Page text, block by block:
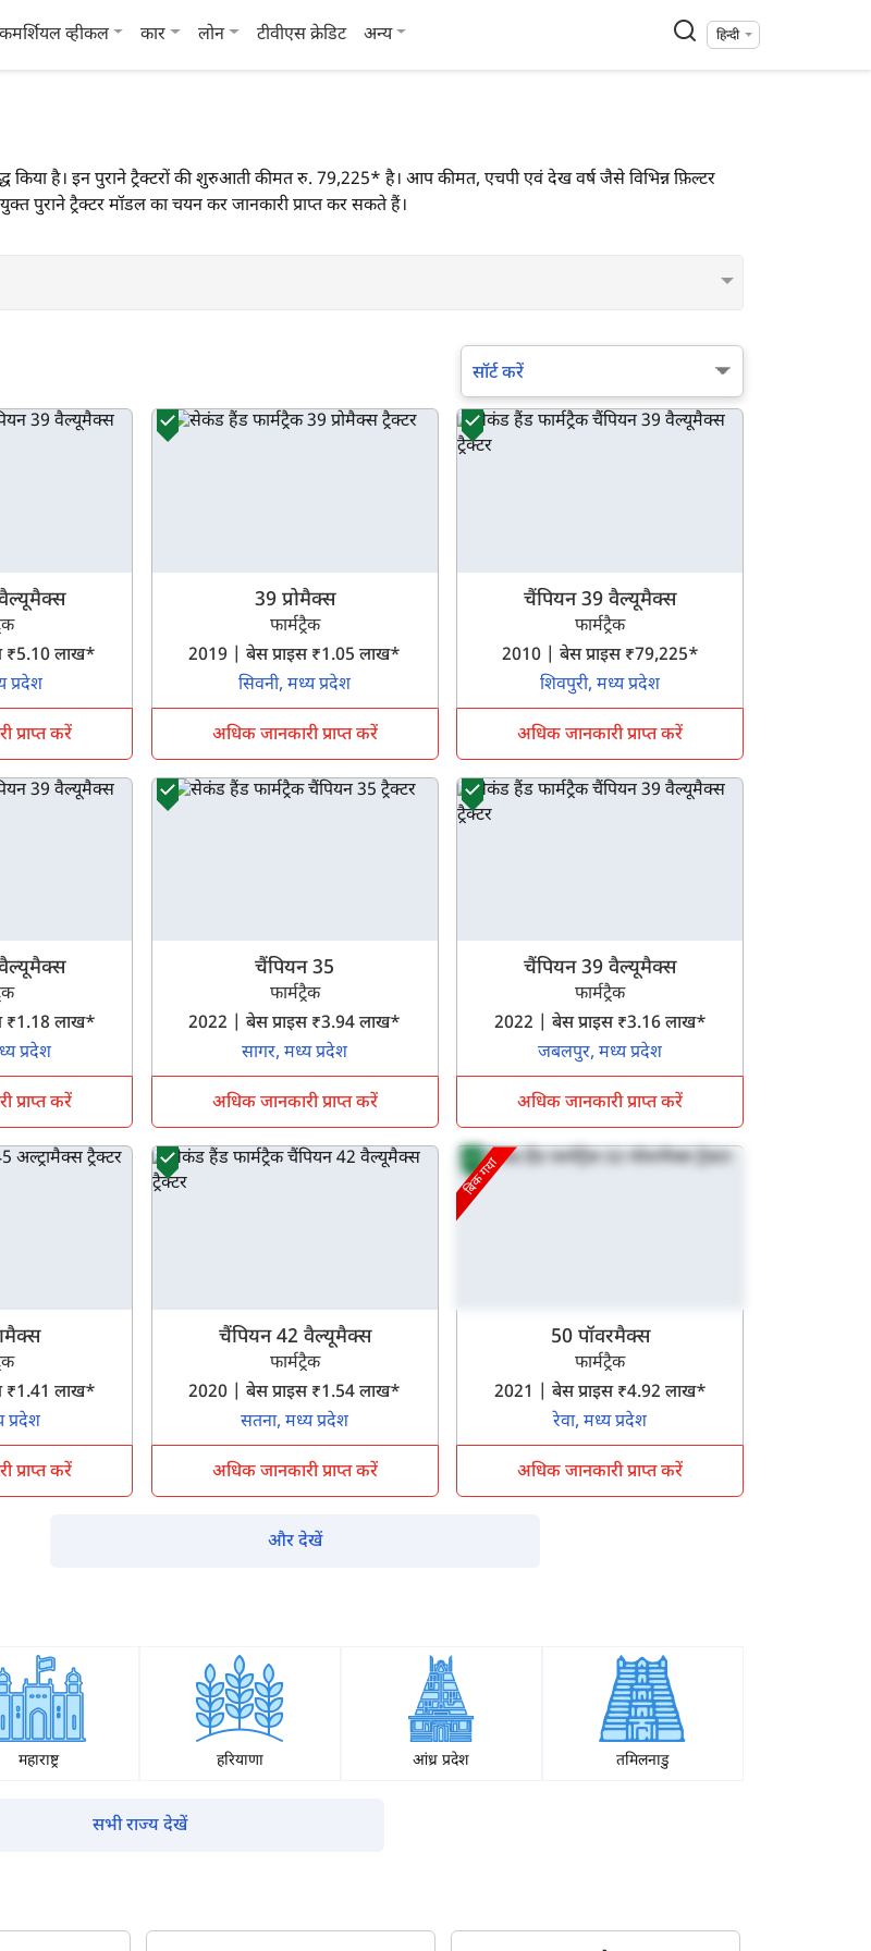
कमर्शियल व्हीकल कार लोन टीवीएस क्रेडिट अन्य हिन्दी
किया है। इन पुराने ट्रैक्टरों की शुरुआती कीमत रु. 79,225* है। आप कीमत, एचपी एवं देख वर्ष जैसे विभिन्न फ़िल्टर
ट्रैक्टर मॉडल का चयन कर जानकारी प्राप्त कर सकते हैं।
सॉर्ट करें
₹5.10 लाख*
प्रदेश
प्राप्त करें
39 प्रोमैक्स
फार्मट्रैक
2019 | बेस प्राइस ₹1.05 लाख*
सिवनी, मध्य प्रदेश
अधिक जानकारी प्राप्त करें
चैंपियन 39 वैल्यूमैक्स
फार्मट्रैक
2010 | बेस प्राइस ₹79,225*
शिवपुरी, मध्य प्रदेश
अधिक जानकारी प्राप्त करें
₹1.18 लाख*
प्रदेश
प्राप्त करें
चैंपियन 35
फार्मट्रैक
2022 | बेस प्राइस ₹3.94 लाख*
सागर, मध्य प्रदेश
अधिक जानकारी प्राप्त करें
चैंपियन 39 वैल्यूमैक्स
फार्मट्रैक
2022 | बेस प्राइस ₹3.16 लाख*
जबलपुर, मध्य प्रदेश
अधिक जानकारी प्राप्त करें
₹1.41 लाख*
प्रदेश
प्राप्त करें
चैंपियन 42 वैल्यूमैक्स
फार्मट्रैक
2020 | बेस प्राइस ₹1.54 लाख*
सतना, मध्य प्रदेश
अधिक जानकारी प्राप्त करें
बिक गया
50 पॉवरमैक्स
फार्मट्रैक
2021 | बेस प्राइस ₹4.92 लाख*
रेवा, मध्य प्रदेश
अधिक जानकारी प्राप्त करें
और देखें
महाराष्ट्र हरियाणा आंध्र प्रदेश तमिलनाडु
सभी राज्य देखें
प्रकार सहायता कर सकते हैं?
*
धन्यवाद हाँ, पूछताछ जारी रखें
आपकी जानकारी हमारे पास सुरक्षित है।